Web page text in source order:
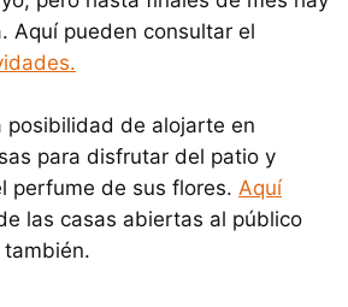
Aquí pueden consultar el
posibilidad de alojarte en
para disfrutar del patio y
perfume de sus flores. Aquí
las casas abiertas al público